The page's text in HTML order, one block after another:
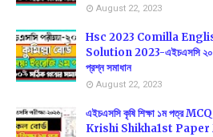
August 22, 2023
Hsc 2023 Comilla
Solution 2023-এইচএসসি ২০২৩
প্রশ্ন সমাধান
August 22, 2023
এইচএসসি কৃষি শিক্ষা ১ম পত্র
Krishi Shikha1st Paper